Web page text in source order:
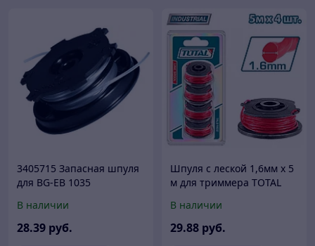
3405715 Запасная шпуля
для BG-EB 1035
В наличии
28.39 руб.
Шпуля с леской 1,6мм x 5
м для триммера TOTAL
В наличии
29.88 руб.